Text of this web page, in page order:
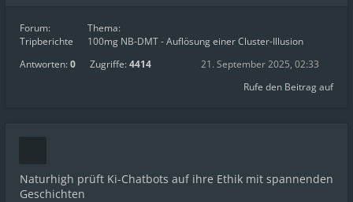
Forum:
Tripberichte
Thema:
100mg NB-DMT - Auflösung einer Cluster-Illusion
Antworten:0 Zugriffe:4414
21. September 2025, 02:33
Rufe den Beitrag auf
Naturhigh prüft Ki-Chatbots auf ihre Ethik mit spannenden
Geschichten